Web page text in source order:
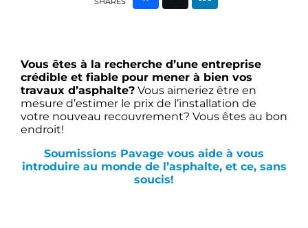
Vous êtes à la recherche d’une entreprise
crédible et fiable pour mener à bien vos
travaux d’asphalte? Vous aimeriez être en
mesure d’estimer le prix de l’installation de
votre nouveau recouvrement? Vous êtes au bon
endroit!
Soumissions Pavage vous aide à vous
introduire au monde de l’asphalte, et ce, sans
soucis!